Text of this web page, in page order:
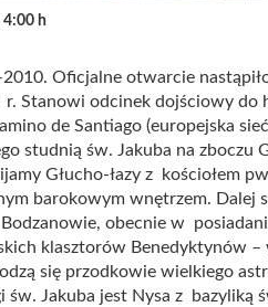
4:00 h
Oficjalne otwarcie
Stanowi odcinek dojściowy do
de Santiago (europejska
studnią św. Jakuba na zboczu
Głucho-łazy z kościołem
barokowym wnętrzem. Dalej
obecnie w
klasztorów Benedyktynów
się przodkowie wielkiego
św. Jakuba jest Nysa z bazyliką